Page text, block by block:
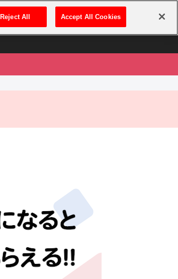
ログイン・新規登録
Reject All Accept All Cookies